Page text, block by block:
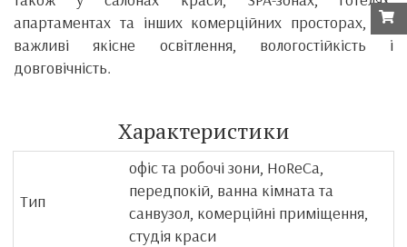
апартаментах та інших комерційних просторах, де
важливі якісне освітлення, вологостійкість і
довговічність.
Характеристики
Тип
офіс та робочі зони, HoReCa,
передпокій, ванна кімната та
санвузол, комерційні приміщення,
студія краси